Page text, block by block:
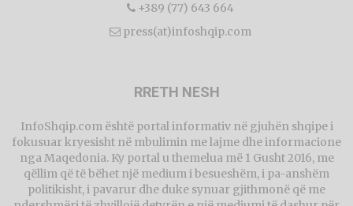
+389 (77) 643 664
press(at)infoshqip.com
RRETH NESH
InfoShqip.com është portal informativ në gjuhën shqipe i
fokusuar kryesisht në mbulimin me lajme dhe informacione
nga Maqedonia. Ky portal u themelua më 1 Gusht 2016, me
qëllim që të bëhet një medium i besueshëm, i pa-anshëm
politikisht, i pavarur dhe duke synuar gjithmonë që me